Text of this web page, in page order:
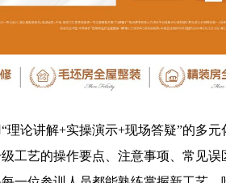
理论讲解+实操演示+现场答疑”的多
工艺的操作要点、注意事项、常见